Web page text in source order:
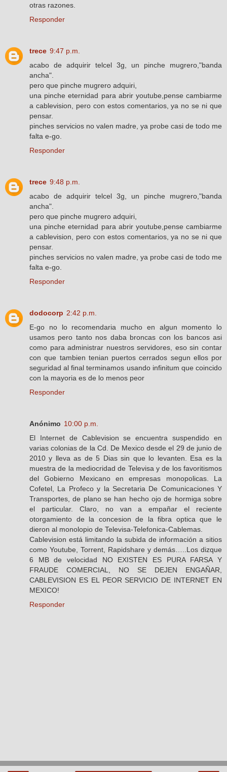
otras razones.
Responder
trece 9:47 p.m.
acabo de adquirir telcel 3g, un pinche mugrero,"banda
ancha".
pero que pinche mugrero adquiri,
una pinche eternidad para abrir youtube,pense cambiarme
a cablevision, pero con estos comentarios, ya no se ni que
pensar.
pinches servicios no valen madre, ya probe casi de todo me
falta e-go.
Responder
trece 9:48 p.m.
acabo de adquirir telcel 3g, un pinche mugrero,"banda
ancha".
pero que pinche mugrero adquiri,
una pinche eternidad para abrir youtube,pense cambiarme
a cablevision, pero con estos comentarios, ya no se ni que
pensar.
pinches servicios no valen madre, ya probe casi de todo me
falta e-go.
Responder
dodocorp 2:42 p.m.
E-go no lo recomendaria mucho en algun momento lo
usamos pero tanto nos daba broncas con los bancos asi
como para administrar nuestros servidores, eso sin contar
con que tambien tenian puertos cerrados segun ellos por
seguridad al final terminamos usando infinitum que coincido
con la mayoria es de lo menos peor
Responder
Anónimo 10:00 p.m.
El Internet de Cablevision se encuentra suspendido en
varias colonias de la Cd. De Mexico desde el 29 de junio de
2010 y lleva as de 5 Dias sin que lo levanten. Esa es la
muestra de la mediocridad de Televisa y de los favoritismos
del Gobierno Mexicano en empresas monopolicas. La
Cofetel, La Profeco y la Secretaria De Comunicaciones Y
Transportes, de plano se han hecho ojo de hormiga sobre
el particular. Claro, no van a empañar el reciente
otorgamiento de la concesion de la fibra optica que le
dieron al monolopio de Televisa-Telefonica-Cablemas.
Cablevision está limitando la subida de información a sitios
como Youtube, Torrent, Rapidshare y demás…..Los dizque
6 MB de velocidad NO EXISTEN ES PURA FARSA Y
FRAUDE COMERCIAL, NO SE DEJEN ENGAÑAR,
CABLEVISION ES EL PEOR SERVICIO DE INTERNET EN
MEXICO!
Responder